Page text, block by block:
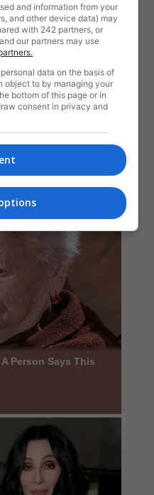
and information from your
and other device data) may
with 242 partners, or
our partners may use
data on the basis of
object to by managing your
bottom of this page or in
consent in privacy and